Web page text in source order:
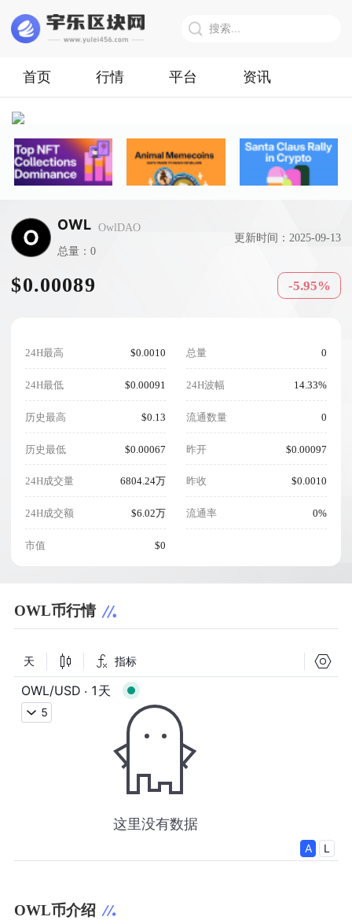
首页 行情 平台 资讯
OWL OwlDAO
总量：0
更新时间：2025-09-13
$0.00089 -5.95%
24H最高 $0.0010
24H最低 $0.00091
历史最高 $0.13
历史最低 $0.00067
24H成交量 6804.24万
24H成交额 $6.02万
市值 $0
总量 0
24H波幅 14.33%
流通数量 0
昨开 $0.00097
昨收 $0.0010
流通率 0%
OWL币行情
OWL币介绍